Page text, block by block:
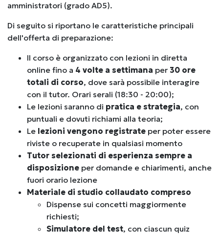
amministratori (grado AD5).
Di seguito si riportano le caratteristiche principali
dell'offerta di preparazione:
Il corso è organizzato con lezioni in diretta
online fino a 4 volte a settimana per 30 ore
totali di corso, dove sarà possibile interagire
con il tutor. Orari serali (18:30 - 20:00);
Le lezioni saranno di pratica e strategia, con
puntuali e dovuti richiami alla teoria;
Le lezioni vengono registrate per poter essere
riviste o recuperate in qualsiasi momento
Tutor selezionati di esperienza sempre a
disposizione per domande e chiarimenti, anche
fuori orario lezione
Materiale di studio collaudato compreso
Dispense sui concetti maggiormente
richiesti;
Simulatore del test, con ciascun quiz